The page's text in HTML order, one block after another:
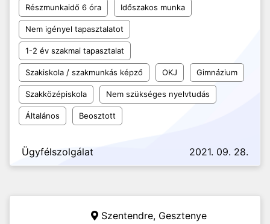
Részmunkaidő 6 óra Időszakos munka
Nem igényel tapasztalatot
1-2 év szakmai tapasztalat
Szakiskola / szakmunkás képző OKJ Gimnázium
Szakközépiskola Nem szükséges nyelvtudás
Általános Beosztott
Ügyfélszolgálat 2021. 09. 28.
Szentendre, Gesztenye